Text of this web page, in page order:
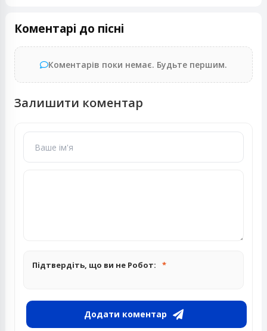
Коментарі до пісні
Коментарів поки немає. Будьте першим.
Залишити коментар
Підтвердіть, що ви не Робот:
Додати коментар